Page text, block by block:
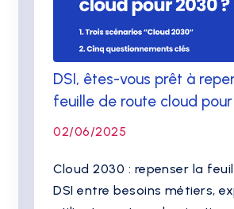
DSI, êtes-vous prêt à
feuille de route cloud
02/06/2025
Cloud 2030 : repenser la
DSI entre besoins métiers,